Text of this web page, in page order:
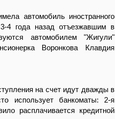
автомобиль иностранного
4 года назад отъезжавшим в
автомобилем "Жигули"
Воронкова Клавдия
на счет идут дважды в
использует банкоматы: 2-я
расплачивается кредитной